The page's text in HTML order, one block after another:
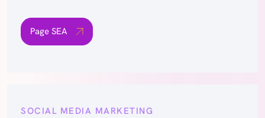
Page SEA
SOCIAL MEDIA MARKETING